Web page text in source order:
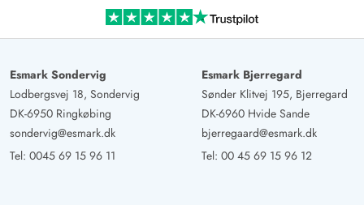
Erwachsene, auch für Hunde und Kinder ein Traum. Bei
schlechtem Wetter lädt die Außensauna oder das
Michael Otto
Deutschland
5 von 5
5 von 5
5 out of 5
14/09/2024
Schönes Ferienhaus in ruhiger Lage mit großer Terrasse
Esmark Sondervig
Lodbergsvej 18, Sondervig
DK-6950 Ringkøbing
sondervig@esmark.dk
Tel: 0045 69 15 96 11
Esmark Bjerregard
Sønder Klitvej 195, Bjerregard
DK-6960 Hvide Sande
bjerregaard@esmark.dk
Tel: 00 45 69 15 96 12